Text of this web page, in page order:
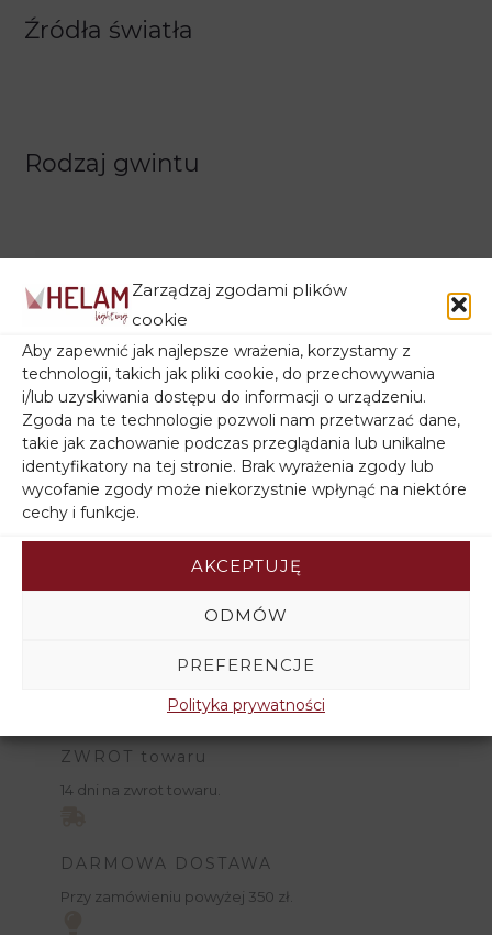
Zarządzaj zgodami plików
cookie
Aby zapewnić jak najlepsze wrażenia, korzystamy z
technologii, takich jak pliki cookie, do przechowywania
i/lub uzyskiwania dostępu do informacji o urządzeniu.
Zgoda na te technologie pozwoli nam przetwarzać dane,
takie jak zachowanie podczas przeglądania lub unikalne
identyfikatory na tej stronie. Brak wyrażenia zgody lub
wycofanie zgody może niekorzystnie wpłynąć na niektóre
cechy i funkcje.
AKCEPTUJĘ
ODMÓW
PREFERENCJE
Polityka prywatności
Źródła światła
Rodzaj gwintu
Filtruj wg ceny
Filtruj wg stanu magazynowego
ZWROT towaru
14 dni na zwrot towaru.
DARMOWA DOSTAWA
Przy zamówieniu powyżej 350 zł.